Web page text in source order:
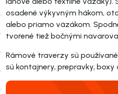
osadené výkyvným hákom,
alebo priamo väzákom.
tvorené tiež bočnými
Rámové traverzy sú
sú kontajnery, prepravky, boxy